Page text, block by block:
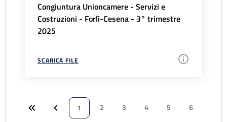
Congiuntura Unioncamere - Servizi e
Costruzioni - Forlì-Cesena - 3° trimestre
2025
SCARICA FILE
1 2 3 4 5
6